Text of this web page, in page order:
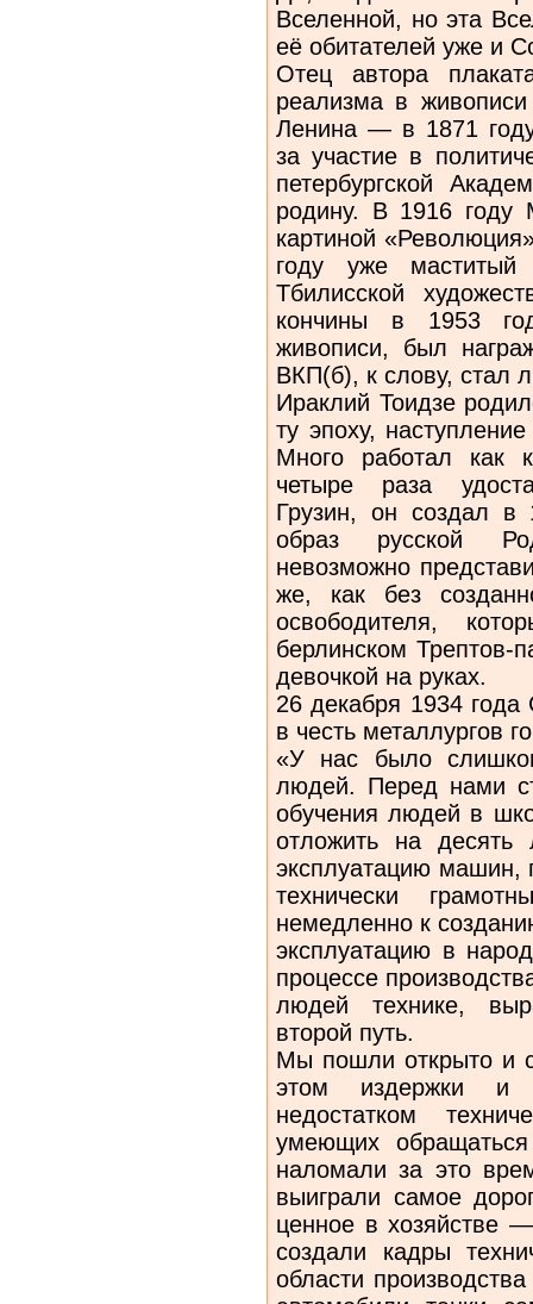
Вселенной, но эта
её обитателей уже и
Отец автора
реализма в
Ленина — в 1871
за участие в
петербургской
родину. В 1916 году
картиной
году уже маститый
Тбилисской
кончины в 1953
живописи, был
ВКП(б), к слову, стал
Ираклий Тоидзе
ту эпоху,
Много работал как
четыре раза
Грузин, он создал в
образ русской
невозможно
же, как без
освободителя,
берлинском Трептов-
девочкой на руках.
26 декабря 1934
в честь металлургов
«У нас было
людей. Перед нами
обучения людей в
отложить на десять
эксплуатацию машин,
технически
немедленно к
эксплуатацию в
процессе
людей технике,
второй путь.
Мы пошли открыто и
этом издержки и
недостатком
умеющих
наломали за это
выиграли самое
ценное в хозяйстве
создали кадры
области